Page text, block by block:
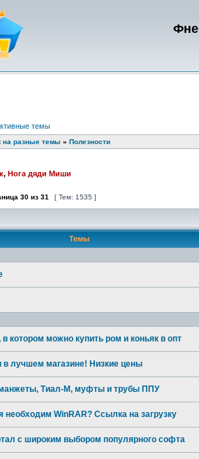
темы
на разные темы » Полезности
, Нога дяди Миши
30 из 31 [ Тем: 1535 ]
Темы
котором можно купить ром и коньяк в опт
в лучшем магазине! Низкие цены
Тиал-М, муфты и трубы ППУ
необходим WinRAR? Ссылка на загрузку
с широким выбором популярного софта